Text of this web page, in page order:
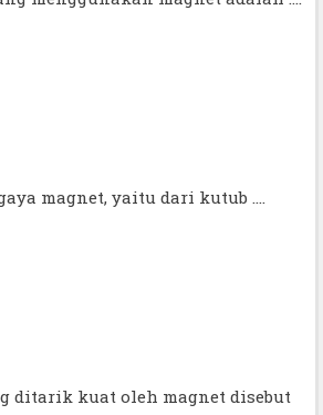
magnet, yaitu dari kutub ....
ditarik kuat oleh magnet disebut